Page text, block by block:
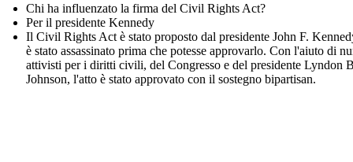
Chi ha influenzato la firma del Civil Rights Act?
Per il presidente Kennedy
Il Civil Rights Act è stato proposto dal presidente John F.
è stato assassinato prima che potesse approvarlo. Con l'aiuto di
attivisti per i diritti civili, del Congresso e del presidente Lyndon
Johnson, l'atto è stato approvato con il sostegno bipartisan.